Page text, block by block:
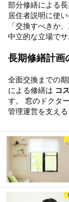
部分修繕による
居住者説明に使
「交換すべきか
中立的な立場でサ
長期修繕計画
全面交換までの
による修繕は コ
す。 窓のドクタ
管理運営を支え